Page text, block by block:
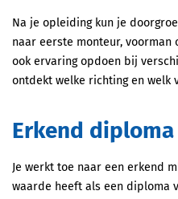
Na je opleiding kun je
naar eerste monteur, voorman
ook ervaring opdoen bij
ontdekt welke richting en welk
Erkend
Je werkt toe naar een erkend
waarde heeft als een diploma